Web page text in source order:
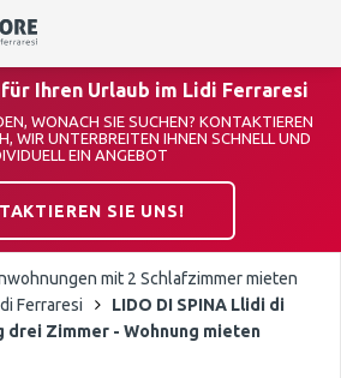
Ihren Urlaub im Lidi Ferraresi
WONACH SIE SUCHEN? KONTAKTIEREN
WIR UNTERBREITEN IHNEN SCHNELL UND
EIN ANGEBOT
SIE UNS!
mit 2 Schlafzimmer mieten
Ferraresi
LIDO DI SPINA Llidi di
drei Zimmer - Wohnung mieten